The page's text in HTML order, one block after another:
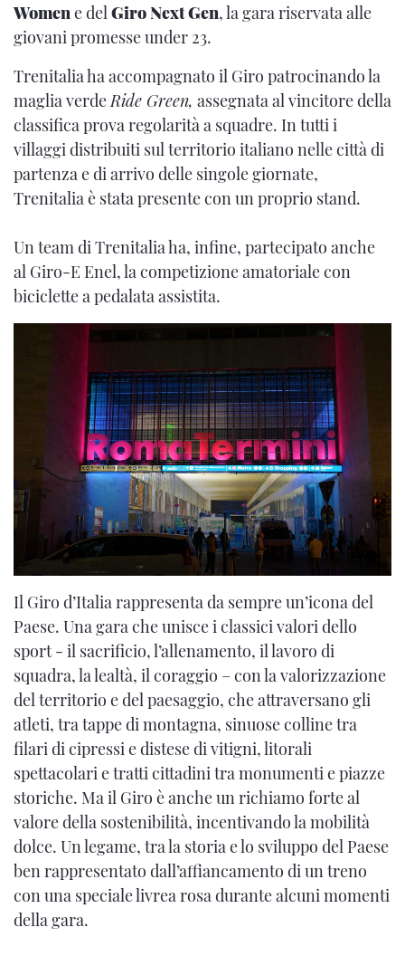
Womene delGiro Next Gen, la gara riservata alle
giovani promesse under 23.
Trenitalia ha accompagnato il Giro patrocinando la
maglia verdeRide Green, assegnata al vincitore della
classifica prova regolarità a squadre. In tutti i
villaggi distribuiti sul territorio italiano nelle città di
partenza e di arrivo delle singole giornate,
Trenitalia è stata presente con un proprio stand.
Un team di Trenitalia ha, infine, partecipato anche
al Giro-E Enel, la competizione amatoriale con
biciclette a pedalata assistita.
Il Giro d’Italia rappresenta da sempre un’icona del
Paese. Una gara che unisce i classici valori dello
sport - il sacrificio, l’allenamento, il lavoro di
squadra, la lealtà, il coraggio – con la valorizzazione
del territorio e del paesaggio, che attraversano gli
atleti, tra tappe di montagna, sinuose colline tra
filari di cipressi e distese di vitigni, litorali
spettacolari e tratti cittadini tra monumenti e piazze
storiche. Ma il Giro è anche un richiamo forte al
valore della sostenibilità, incentivando la mobilità
dolce. Un legame, tra la storia e lo sviluppo del Paese
ben rappresentato dall’affiancamento di un treno
con una speciale livrea rosa durante alcuni momenti
della gara.